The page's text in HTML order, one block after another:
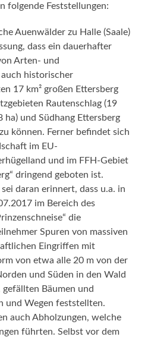
folgende Feststellungen:
Auenwälder zu Halle (Saale)
dass ein dauerhafter
Arten- und
historischer
17 km² großen Ettersberg
Rautenschlag (19
ha) und Südhang Ettersberg
können. Ferner befindet sich
im EU-
und im FFH-Gebiet
dringend geboten ist.
daran erinnert, dass u.a. in
im Bereich des
die
Spuren von massiven
Eingriffen mit
von etwa alle 20 m von der
und Süden in den Wald
gefällten Bäumen und
und Wegen feststellten.
auch Abholzungen, welche
führten. Selbst vor dem